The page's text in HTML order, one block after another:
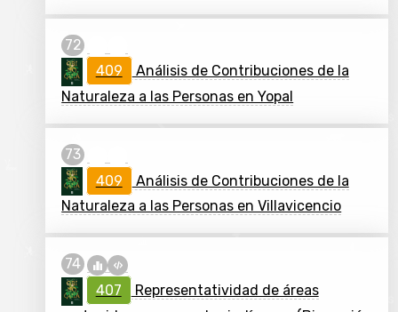
409
Análisis de Contribuciones de la
Naturaleza a las Personas en Yopal
409
Análisis de Contribuciones de la
Naturaleza a las Personas en Villavicencio
407
Representatividad de áreas